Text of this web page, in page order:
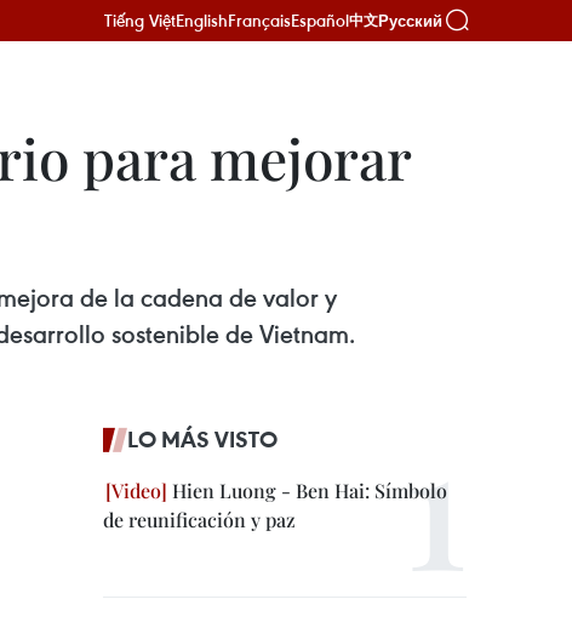
Tiếng ViệtEnglishFrançaisEspañol中文Русский
para mejorar
de la cadena de valor y
sostenible de Vietnam.
LO MÁS VISTO
Hien Luong - Ben Hai: Símbolo
de reunificación y paz